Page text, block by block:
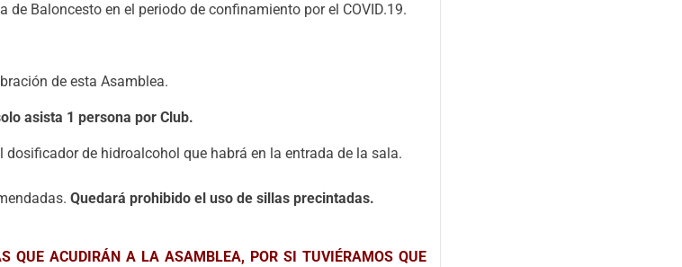
Baloncesto en el periodo de confinamiento por el COVID.19.
de esta Asamblea.
asista 1 persona por Club.
de hidroalcohol que habrá en la entrada de la sala.
Quedará prohibido el uso de sillas precintadas.
QUE ACUDIRÁN A LA ASAMBLEA, POR SI TUVIÉRAMOS QUE